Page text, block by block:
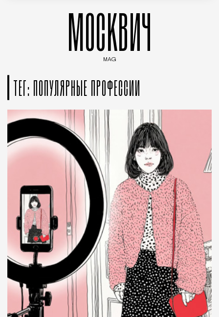
МОСКВИЧ
MAG
ТЕГ: ПОПУЛЯРНЫЕ ПРОФЕССИИ